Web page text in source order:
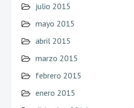
julio 2015
mayo 2015
abril 2015
marzo 2015
febrero 2015
enero 2015